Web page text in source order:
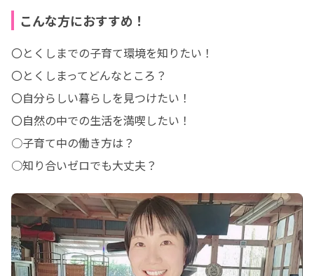
こんな方におすすめ！
〇とくしまでの子育て環境を知りたい！
〇とくしまってどんなところ？
〇自分らしい暮らしを見つけたい！
〇自然の中での生活を満喫したい！
○子育て中の働き方は？
○知り合いゼロでも大丈夫？